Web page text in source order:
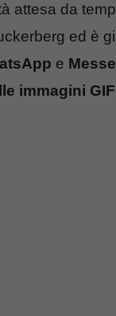
attesa da
ed è
e
immagini GIF